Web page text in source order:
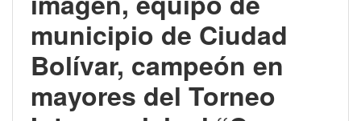
municipio de Ciudad
Bolívar, campeón en
mayores del Torneo